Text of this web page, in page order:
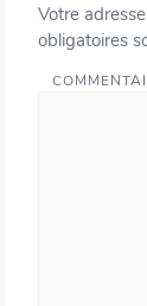
Votre
obligatoires